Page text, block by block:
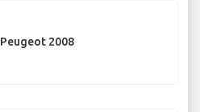
Peugeot 2008